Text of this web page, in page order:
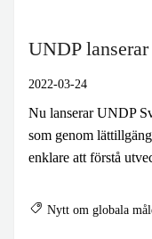
UNDP
2022-03-24
Nu lanserar UNDP
som genom
enklare att förstå
Nytt om globala